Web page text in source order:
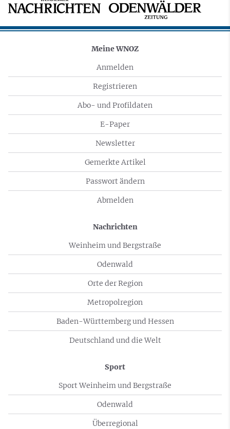
Meine WNOZ
Anmelden
Registrieren
Abo- und Profildaten
E-Paper
Newsletter
Gemerkte Artikel
Passwort ändern
Abmelden
Nachrichten
Weinheim und Bergstraße
Odenwald
Orte der Region
Metropolregion
Baden-Württemberg und Hessen
Deutschland und die Welt
Sport
Sport Weinheim und Bergstraße
Odenwald
Überregional